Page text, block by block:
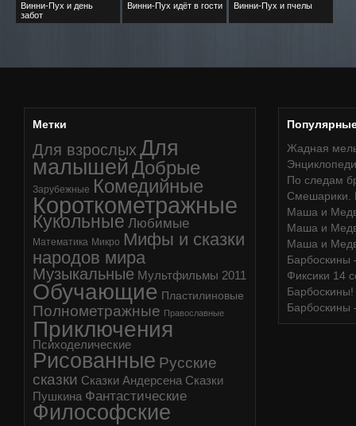
Винни-Пух и день
забот
Винни-Пух идёт в гости Винни-Пух и пчелы
Метки
Для взрослых Для
малышей Добрые
Зарубежные Комедийные
Короткометражные
Кукольные Любимые
Математика Микро Мифы и сказки
народов мира
Музыкальные Мультфильмы 2011
Обучающие Пластилиновые
Полнометражные Православные
Приключения
Психоделические
Рисованные Русские
сказки Сказки Андерсена Сказки
Пушкина Фантастические
Философские
Жадная
По следам
Смешарики.
Маша и
Маша и
Маша и
Барбоскины
Фиксики 14